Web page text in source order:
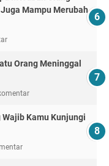
Mampu Merubah
Orang Meninggal
Kamu Kunjungi